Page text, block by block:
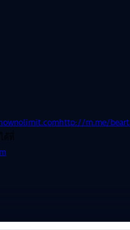
http://m.me/
ด้ที่